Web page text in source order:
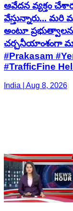
ఆవేదన వ్యక్తం
వేస్తున్నారు... మరి
అంటూ
చర్చనీయాంశంగా
#Prakasam
#TrafficFine
India | Aug 8, 2026